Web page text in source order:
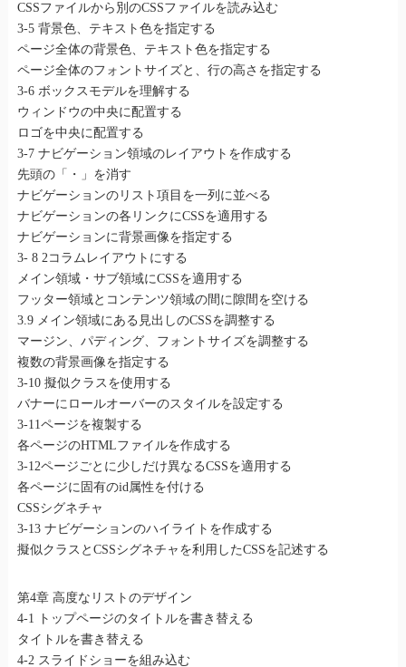
CSSファイルから別のCSSファイルを読み込む
3-5 背景色、テキスト色を指定する
ページ全体の背景色、テキスト色を指定する
ページ全体のフォントサイズと、行の高さを指定する
3-6 ボックスモデルを理解する
ウィンドウの中央に配置する
ロゴを中央に配置する
3-7 ナビゲーション領域のレイアウトを作成する
先頭の「・」を消す
ナビゲーションのリスト項目を一列に並べる
ナビゲーションの各リンクにCSSを適用する
ナビゲーションに背景画像を指定する
3- 8 2コラムレイアウトにする
メイン領域・サブ領域にCSSを適用する
フッター領域とコンテンツ領域の間に隙間を空ける
3.9 メイン領域にある見出しのCSSを調整する
マージン、パディング、フォントサイズを調整する
複数の背景画像を指定する
3-10 擬似クラスを使用する
バナーにロールオーバーのスタイルを設定する
3-11ページを複製する
各ページのHTMLファイルを作成する
3-12ページごとに少しだけ異なるCSSを適用する
各ページに固有のid属性を付ける
CSSシグネチャ
3-13 ナビゲーションのハイライトを作成する
擬似クラスとCSSシグネチャを利用したCSSを記述する
第4章 高度なリストのデザイン
4-1 トップページのタイトルを書き替える
タイトルを書き替える
4-2 スライドショーを組み込む